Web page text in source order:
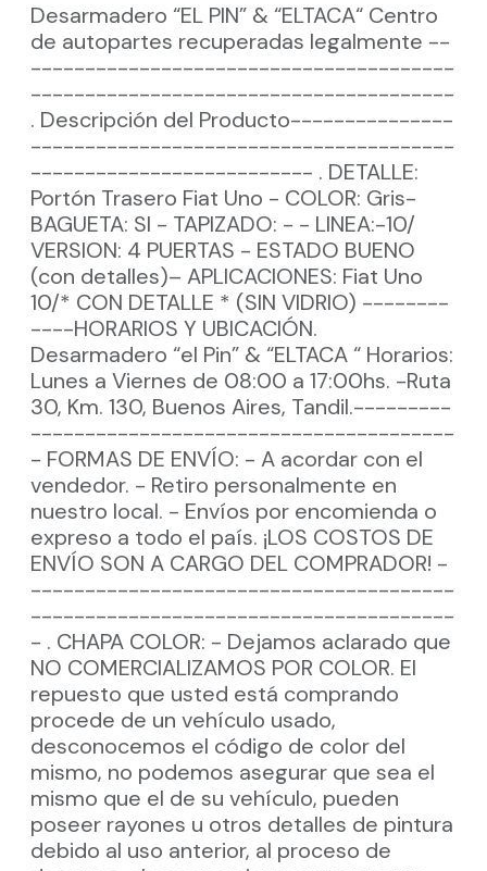
Desarmadero “EL PIN” & “ELTACA“ Centro
de autopartes recuperadas legalmente --
---------------------------------------
---------------------------------------
. Descripción del Producto---------------
---------------------------------------
-------------------------- . DETALLE:
Portón Trasero Fiat Uno - COLOR: Gris-
BAGUETA: SI - TAPIZADO: - - LINEA:-10/
VERSION: 4 PUERTAS - ESTADO BUENO
(con detalles)– APLICACIONES: Fiat Uno
10/* CON DETALLE * (SIN VIDRIO) --------
----HORARIOS Y UBICACIÓN.
Desarmadero “el Pin” & “ELTACA “ Horarios:
Lunes a Viernes de 08:00 a 17:00hs. -Ruta
30, Km. 130, Buenos Aires, Tandil.---------
---------------------------------------
- FORMAS DE ENVÍO: - A acordar con el
vendedor. - Retiro personalmente en
nuestro local. - Envíos por encomienda o
expreso a todo el país. ¡LOS COSTOS DE
ENVÍO SON A CARGO DEL COMPRADOR! -
---------------------------------------
---------------------------------------
- . CHAPA COLOR: - Dejamos aclarado que
NO COMERCIALIZAMOS POR COLOR. El
repuesto que usted está comprando
procede de un vehículo usado,
desconocemos el código de color del
mismo, no podemos asegurar que sea el
mismo que el de su vehículo, pueden
poseer rayones u otros detalles de pintura
debido al uso anterior, al proceso de